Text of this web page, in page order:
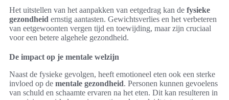
Het uitstellen van het aanpakken van eetgedrag kan de fysieke
gezondheid ernstig aantasten. Gewichtsverlies en het verbeteren
van eetgewoonten vergen tijd en toewijding, maar zijn cruciaal
voor een betere algehele gezondheid.
De impact op je mentale welzijn
Naast de fysieke gevolgen, heeft emotioneel eten ook een sterke
invloed op de mentale gezondheid. Personen kunnen gevoelens
van schuld en schaamte ervaren na het eten. Dit kan resulteren in